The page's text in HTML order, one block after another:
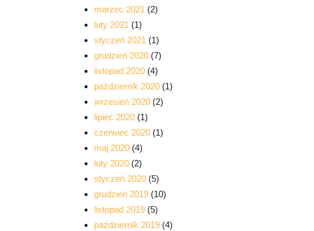
marzec 2021 (2)
luty 2021 (1)
styczeń 2021 (1)
grudzień 2020 (7)
listopad 2020 (4)
październik 2020 (1)
wrzesień 2020 (2)
lipiec 2020 (1)
czerwiec 2020 (1)
maj 2020 (4)
luty 2020 (2)
styczeń 2020 (5)
grudzień 2019 (10)
listopad 2019 (5)
październik 2019 (4)